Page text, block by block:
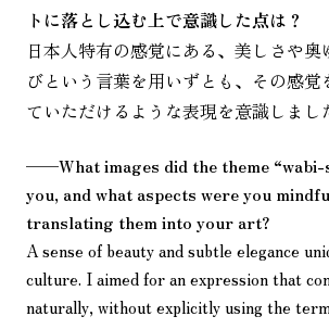
トに落とし込む上で意識した点は？
日本人特有の感覚にある、美しさや
びという言葉を用いずとも、その感覚
ていただけるような表現を意識しまし
——What images did the theme
you, and what aspects were you
translating them into your art?
A sense of beauty and subtle elegance
culture. I aimed for an expression that
naturally, without explicitly using the